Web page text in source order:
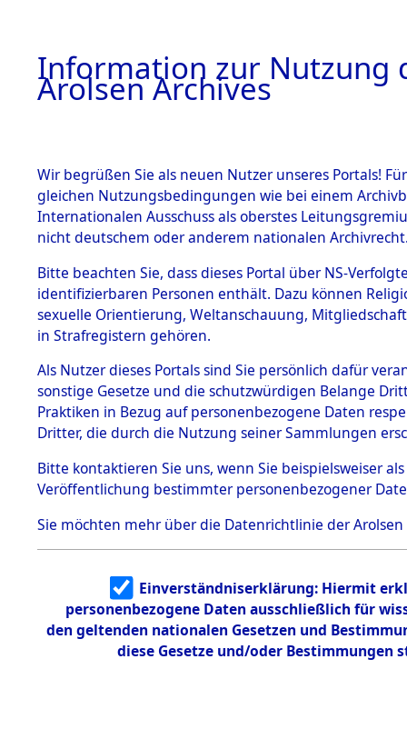
BESTÄNDE
1.
Inhaftierungsdoku
mente
1.2.9 Beim ITS
verwahrte
1.2.9.1
Effekten aus
dem KZ
Dachau
Effekten aus
dem KZ
Dachau,
Landesentsch
ädigungsamt
Effekten aus
dem KZ
Neuengamm
e
Dokument
4Akten
VALERY
Land
Belgien
Die Personalien des
wurden nach der
Inventarisierung und
KERTS
Häftlingsnummer
63728
Information zur Nutzung
Arolsen Archives
Wir begrüßen Sie als neuen Nutzer unseres Portals!
gleichen Nutzungsbedingungen wie bei einem
Internationalen Ausschuss als oberstes
nicht deutschem oder anderem nationalen
Bitte beachten Sie, dass dieses Portal über NS-
identifizierbaren Personen enthält. Dazu können
sexuelle Orientierung, Weltanschauung,
in Strafregistern gehören.
Als Nutzer dieses Portals sind Sie persönlich dafür
sonstige Gesetze und die schutzwürdigen Belange
Praktiken in Bezug auf personenbezogene Daten
Dritter, die durch die Nutzung seiner Sammlungen
Bitte kontaktieren Sie uns, wenn Sie beispielsweiser
Veröffentlichung bestimmter personenbezogener
Sie möchten mehr über die Datenrichtlinie der Arolsen
Einverständniserklärung: Hiermit
personenbezogene Daten ausschließlich für
den geltenden nationalen Gesetzen und
diese Gesetze und/oder Bestimmungen